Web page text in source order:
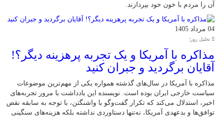
آن را مردم با خون خود بپردازند.
04 مرداد 1405
تحلیل روز؛
مذاکره با آمریکا و یک تجربه پرهزینه دیگر؟!
آقایان برگردید و جبران کنید
مذاکره با آمریکا در سال‌های گذشته همواره یکی از مهم‌ترین موضوعات
سیاست خارجی ایران بوده است. نویسنده این یادداشت با مرور تجربه‌های
اخیر، استدلال می‌کند که تکرار گفت‌وگو با واشنگتن، با توجه به سابقه نقض
توافق‌ها و بدعهدی آمریکا، نه‌تنها دستاوردی نداشته بلکه هزینه‌های سنگینی